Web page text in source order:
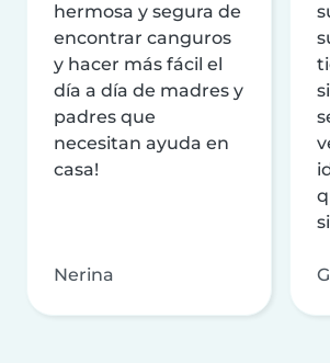
hermosa y segura de
encontrar canguros
y hacer más fácil el
día a día de madres y
padres que
necesitan ayuda en
casa!
Nerina